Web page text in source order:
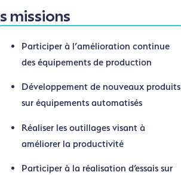
missions
Participer à l’amélioration continue
des équipements de production
Développement de nouveaux produits
sur équipements automatisés
Réaliser les outillages visant à
améliorer la productivité
Participer à la réalisation d’essais sur